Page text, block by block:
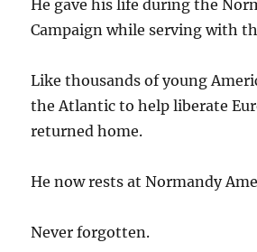
He gave his life during the
Campaign while serving with
Like thousands of young
the Atlantic to help liberate
returned home.
He now rests at Normandy
Never forgotten.